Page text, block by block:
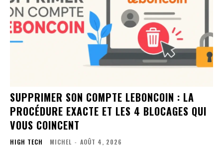
SUPPRIMER SON COMPTE LEBONCOIN : LA
PROCÉDURE EXACTE ET LES 4 BLOCAGES QUI
VOUS COINCENT
HIGH TECH MICHEL - AOÛT 4, 2026